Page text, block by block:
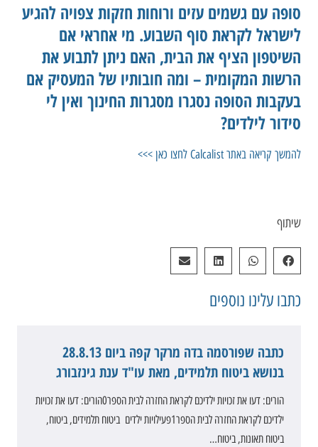
סופה עם גשמים עזים ורוחות חזקות צפויה להגיע
לישראל לקראת סוף השבוע. מי אחראי אם
השיטפון הציף את הבית, האם ניתן לתבוע את
הרשות המקומית – ומה חובותיו של המעסיק אם
בעקבות הסופה נסגרו מסגרות החינוך ואין לי
סידור לילדים?
להמשך קריאה באתר Calcalist לחצו כאן >>>
שיתוף
כתבו עלינו נוספים
כתבה שפורסמה בדה מרקר קפה ביום 28.8.13
בנושא ביטוח תלמידים, מאת עו"ד ענת גינזבורג
הורים: דעו את זכויות ילדיכם לקראת החזרה לבית הספר0הורים: דעו את זכויות
ילדיכם לקראת החזרה לבית הספר‎1פעילויות ילדים ביטוח תלמידים, ביטוח,
ביטוח תאונות, ביטוח…